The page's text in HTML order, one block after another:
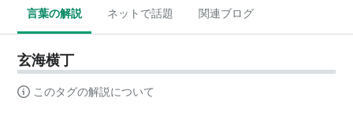
言葉の解説 ネットで話題 関連ブログ
玄海横丁
このタグの解説について